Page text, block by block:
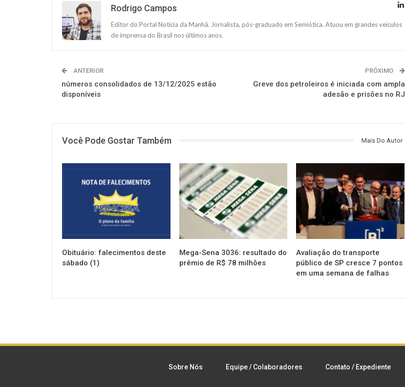
Rodrigo Campos
Editor do Portal Notícia da Manhã. Jornalista, pós-graduado em Semiótica. Atuou em grandes veículos
de imprensa do Brasil nos últimos anos.
ANTERIOR
números consolidados de 13/12/2025 estão
disponíveis
PRÓXIMO
Greve dos petroleiros é iniciada com ampla
adesão e prisões no RJ
Você Pode Gostar Também Mais Do Autor
Obituário: falecimentos deste
sábado (1)
NOTÍCIAS
Mega-Sena 3036: resultado do
prêmio de R$ 78 milhões
Avaliação do transporte
público de SP cresce 7 pontos
em uma semana de falhas
Sobre Nós Equipe / Colaboradores Contato / Expediente